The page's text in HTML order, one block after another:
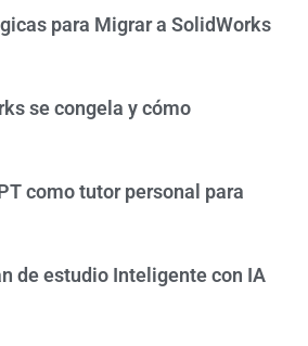
para Migrar a SolidWorks
se congela y cómo
como tutor personal para
de estudio Inteligente con IA